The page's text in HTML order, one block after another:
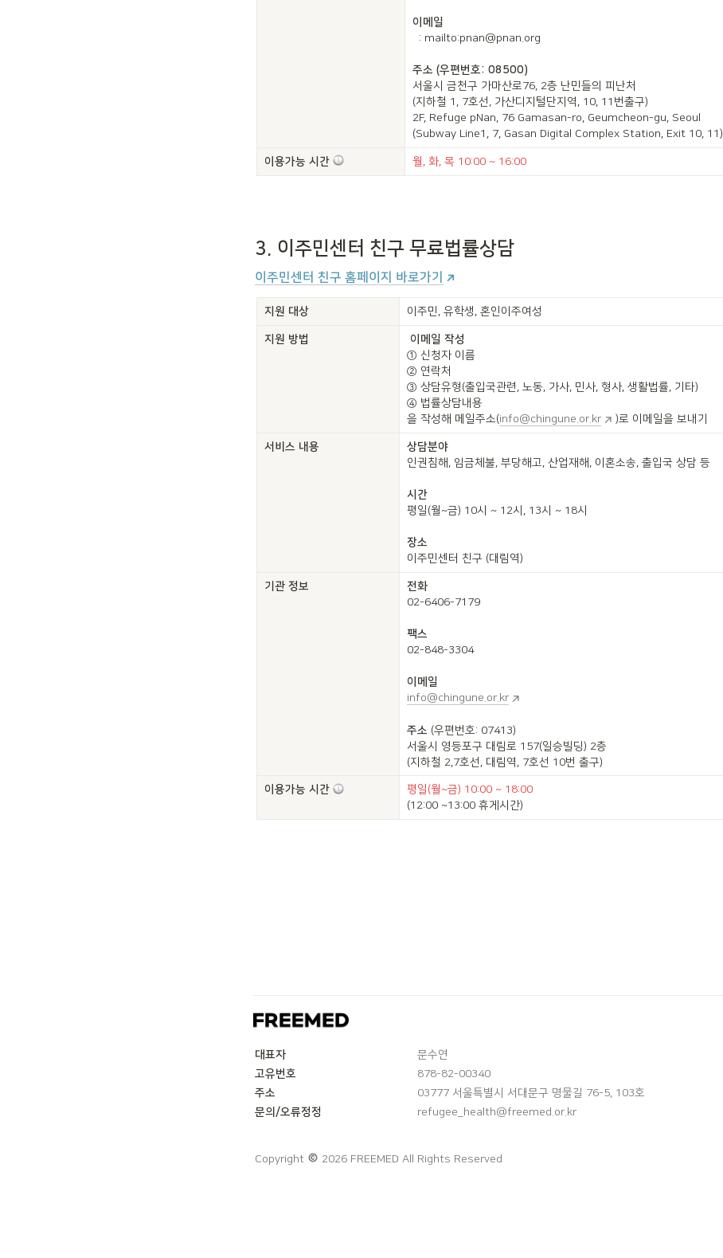
이메일
서울시 금천구 가마산로76, 2층 난민들의 피난처
(지하철 1, 7호선, 가산디지털단지역, 10, 11번출구)
2F, Refuge pNan, 76 Gamasan-ro, Geumcheon-gu, Seoul
(Subway Line1, 7, Gasan Digital Complex Station, Exit 10, 11)
이용가능 시간 월, 화, 목 10:00 ~ 16:00
3. 이주민센터 친구 무료법률상담
이주민센터 친구 홈페이지 바로가기
지원 대상 이주민, 유학생, 혼인이주여성
지원 방법
① 신청자 이름
② 연락처
③ 상담유형(출입국관련, 노동, 가사, 민사, 형사, 생활법률, 기타)
④ 법률상담내용
을 작성해 메일주소(info@chingune.or.kr )로 이메일을 보내기
서비스 내용
인권침해, 임금체불, 부당해고, 산업재해, 이혼소송, 출입국 상담 등
평일(월~금) 10시 ~ 12시, 13시 ~ 18시
이주민센터 친구 (대림역)
기관 정보
전화
02-6406-7179
팩스
02-848-3304
이메일
info@chingune.or.kr
주소 (우편번호: 07413)
서울시 영등포구 대림로 157(일승빌딩) 2층
(지하철 2,7호선, 대림역, 7호선 10번 출구)
이용가능 시간
평일(월~금) 10:00 ~ 18:00
(12:00 ~13:00 휴게시간)
대표자
고유번호
주소
문의/오류정정
문수연
878-82-00340
03777 서울특별시 서대문구 명물길 76-5, 103호
refugee_health@freemed.or.kr
Copyright 2026 FREEMED All Rights Reserved